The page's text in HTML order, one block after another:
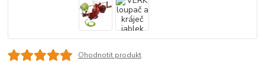
Ohodnotit produkt